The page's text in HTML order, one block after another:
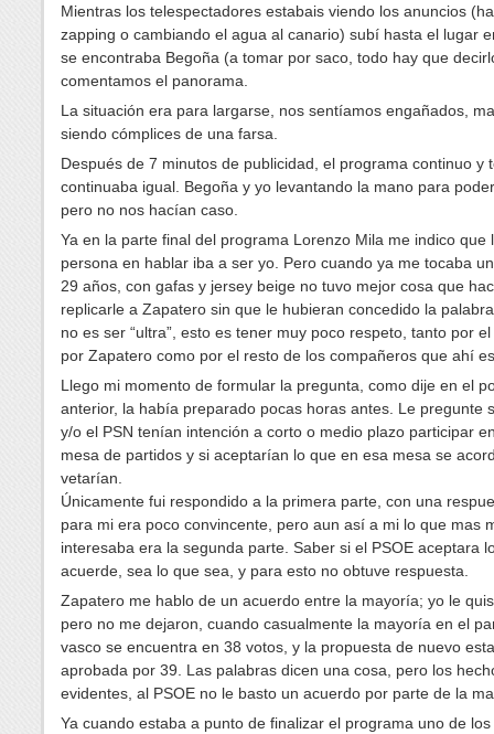
Mientras los telespectadores estabais viendo los anuncios
zapping o cambiando el agua al canario) subí hasta el lugar
se encontraba Begoña (a tomar por saco, todo hay que
comentamos el panorama.
La situación era para largarse, nos sentíamos engañados,
siendo cómplices de una farsa.
Después de 7 minutos de publicidad, el programa continuo y
continuaba igual. Begoña y yo levantando la mano para
pero no nos hacían caso.
Ya en la parte final del programa Lorenzo Mila me indico que
persona en hablar iba a ser yo. Pero cuando ya me tocaba
29 años, con gafas y jersey beige no tuvo mejor cosa que
replicarle a Zapatero sin que le hubieran concedido la
no es ser “ultra”, esto es tener muy poco respeto, tanto por
por Zapatero como por el resto de los compañeros que ahí
Llego mi momento de formular la pregunta, como dije en el
anterior, la había preparado pocas horas antes. Le pregunte
y/o el PSN tenían intención a corto o medio plazo participar
mesa de partidos y si aceptarían lo que en esa mesa se
vetarían.
Únicamente fui respondido a la primera parte, con una
para mi era poco convincente, pero aun así a mi lo que mas
interesaba era la segunda parte. Saber si el PSOE aceptara
acuerde, sea lo que sea, y para esto no obtuve respuesta.
Zapatero me hablo de un acuerdo entre la mayoría; yo le
pero no me dejaron, cuando casualmente la mayoría en el
vasco se encuentra en 38 votos, y la propuesta de nuevo
aprobada por 39. Las palabras dicen una cosa, pero los
evidentes, al PSOE no le basto un acuerdo por parte de la
Ya cuando estaba a punto de finalizar el programa uno de